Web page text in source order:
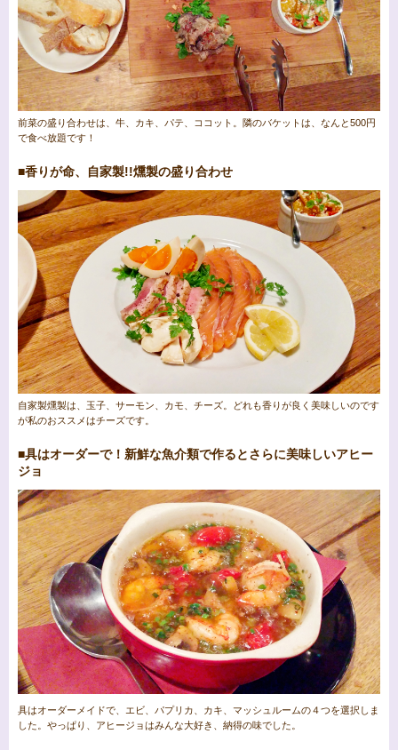
前菜の盛り合わせは、牛、カキ、パテ、ココット。隣のバケットは、なんと500円
で食べ放題です！
■香りが命、自家製!!燻製の盛り合わせ
自家製燻製は、玉子、サーモン、カモ、チーズ。どれも香りが良く美味しいのです
が私のおススメはチーズです。
■具はオーダーで！新鮮な魚介類で作るとさらに美味しいアヒー
ジョ
具はオーダーメイドで、エビ、パプリカ、カキ、マッシュルームの４つを選択しま
した。やっぱり、アヒージョはみんな大好き、納得の味でした。